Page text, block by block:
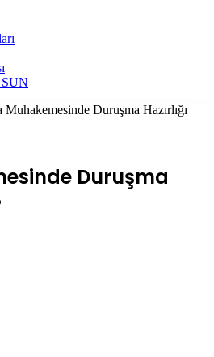
Muhakemesinde Duruşma Hazırlığı
Duruşma